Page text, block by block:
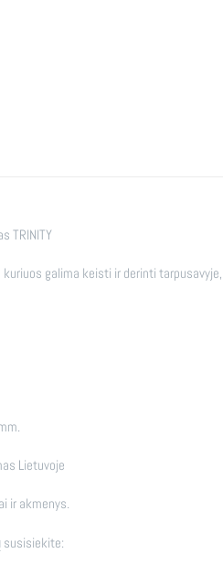
TRINITY
galima keisti ir derinti
Lietuvoje
ir akmenys.
susisiekite: